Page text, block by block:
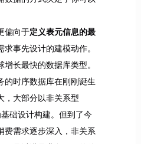
偏向于定义表元信息的最
事先设计的建模动作。
长最快的数据库类型。
的时序数据库在刚刚诞生
，大部分以非关系型
础设计构建。但到了今
费需求逐步深入，非关系